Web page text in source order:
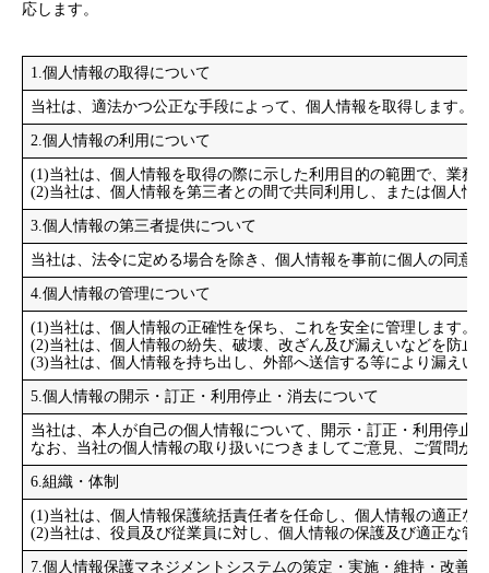
応します。
1.個人情報の取得について
当社は、適法かつ公正な手段によって、個人情報を取得します。
2.個人情報の利用について
(1)当社は、個人情報を取得の際に示した利用目的の範囲で、業務
(2)当社は、個人情報を第三者との間で共同利用し、または個人
3.個人情報の第三者提供について
当社は、法令に定める場合を除き、個人情報を事前に個人の同意
4.個人情報の管理について
(1)当社は、個人情報の正確性を保ち、これを安全に管理します。
(2)当社は、個人情報の紛失、破壊、改ざん及び漏えいなどを防
(3)当社は、個人情報を持ち出し、外部へ送信する等により漏えい
5.個人情報の開示・訂正・利用停止・消去について
当社は、本人が自己の個人情報について、開示・訂正・利用停止
なお、当社の個人情報の取り扱いにつきましてご意見、ご質問が
6.組織・体制
(1)当社は、個人情報保護統括責任者を任命し、個人情報の適正な
(2)当社は、役員及び従業員に対し、個人情報の保護及び適正な
7.個人情報保護マネジメントシステムの策定・実施・維持・改善
会社概要
商品